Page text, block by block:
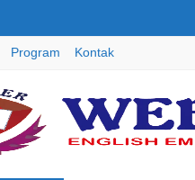
Program Kontak